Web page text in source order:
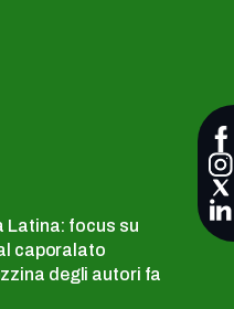
Latina: focus su
caporalato
degli autori fa